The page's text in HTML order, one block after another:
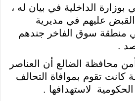
بوزارة الداخلية في بيان له ،
القبض عليهم في مديرية
منطقة سوق الفاخر جندهم
.
محافظة الضالع أن العناصر
كانت تقوم بموافاة التحالف
لاستهدافها .